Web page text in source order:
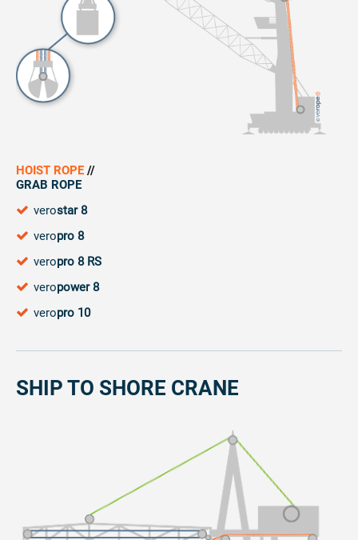
HOIST ROPE //
GRAB ROPE
verostar 8
veropro 8
veropro 8 RS
veropower 8
veropro 10
SHIP TO SHORE CRANE